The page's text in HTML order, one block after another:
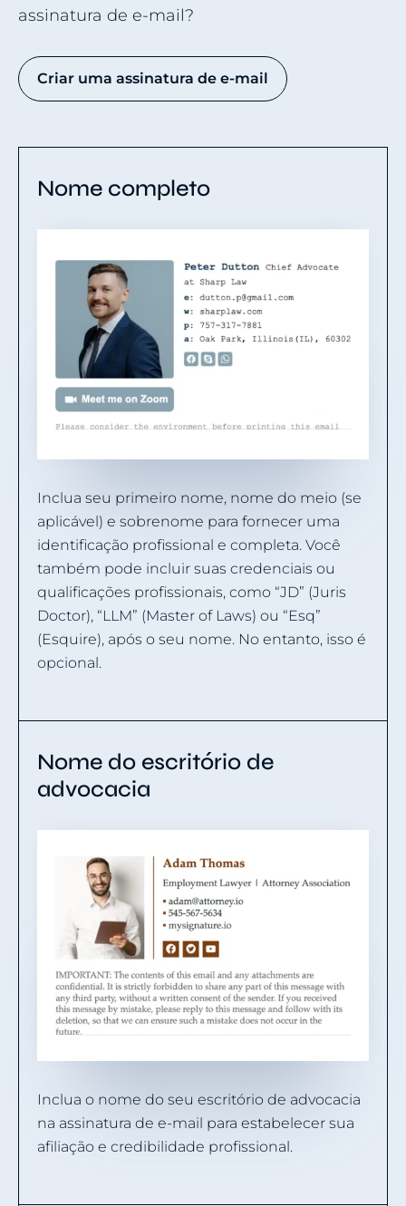
assinatura de e-mail?
Criar uma assinatura de e-mail
Nome completo
Inclua seu primeiro nome, nome do meio (se
aplicável) e sobrenome para fornecer uma
identificação profissional e completa. Você
também pode incluir suas credenciais ou
qualificações profissionais, como “JD” (Juris
Doctor), “LLM” (Master of Laws) ou “Esq”
(Esquire), após o seu nome. No entanto, isso é
opcional.
Nome do escritório de
advocacia
Inclua o nome do seu escritório de advocacia
na assinatura de e-mail para estabelecer sua
afiliação e credibilidade profissional.